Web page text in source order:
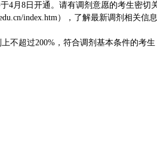
4月8日开通。请有调剂意愿的考生密切
index.htm），了解最新调剂相关信
不超过200%，符合调剂基本条件的考